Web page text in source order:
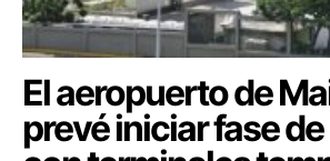
El aeropuerto de
prevé iniciar fase